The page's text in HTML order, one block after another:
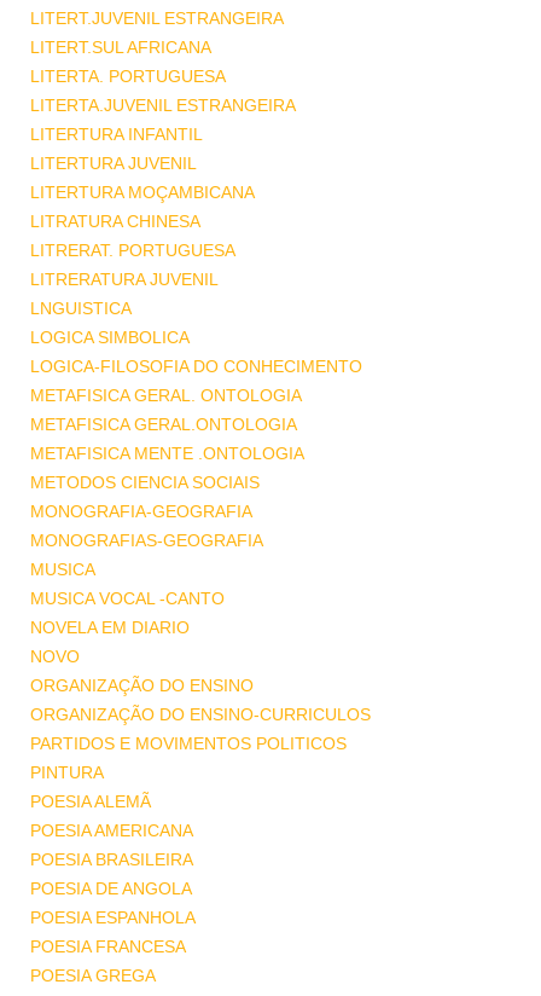
LITERT.JUVENIL ESTRANGEIRA
LITERT.SUL AFRICANA
LITERTA. PORTUGUESA
LITERTA.JUVENIL ESTRANGEIRA
LITERTURA INFANTIL
LITERTURA JUVENIL
LITERTURA MOÇAMBICANA
LITRATURA CHINESA
LITRERAT. PORTUGUESA
LITRERATURA JUVENIL
LNGUISTICA
LOGICA SIMBOLICA
LOGICA-FILOSOFIA DO CONHECIMENTO
METAFISICA GERAL. ONTOLOGIA
METAFISICA GERAL.ONTOLOGIA
METAFISICA MENTE .ONTOLOGIA
METODOS CIENCIA SOCIAIS
MONOGRAFIA-GEOGRAFIA
MONOGRAFIAS-GEOGRAFIA
MUSICA
MUSICA VOCAL -CANTO
NOVELA EM DIARIO
NOVO
ORGANIZAÇÃO DO ENSINO
ORGANIZAÇÃO DO ENSINO-CURRICULOS
PARTIDOS E MOVIMENTOS POLITICOS
PINTURA
POESIA ALEMÃ
POESIA AMERICANA
POESIA BRASILEIRA
POESIA DE ANGOLA
POESIA ESPANHOLA
POESIA FRANCESA
POESIA GREGA